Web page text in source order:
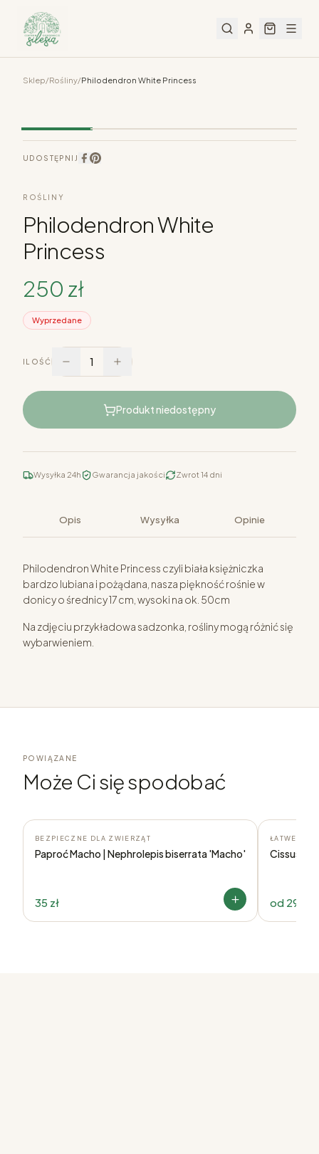
Sklep/Rośliny/Philodendron White Princess
UDOSTĘPNIJ
ROŚLINY
Philodendron White
Princess
250 zł
Wyprzedane
ILOŚĆ 1
Produkt niedostępny
Wysyłka 24h Gwarancja jakości Zwrot 14 dni
Opis Wysyłka Opinie
Philodendron White Princess czyli biała księżniczka
bardzo lubiana i pożądana, nasza piękność rośnie w
donicy o średnicy 17 cm, wysoki na ok. 50cm
Na zdjęciu przykładowa sadzonka, rośliny mogą różnić się
wybarwieniem.
POWIĄZANE
Może Ci się spodobać
BEZPIECZNE DLA ZWIERZĄT
Paproć Macho | Nephrolepis biserrata 'Macho'
35 zł
ŁATWE W
Cissus
od 29,90